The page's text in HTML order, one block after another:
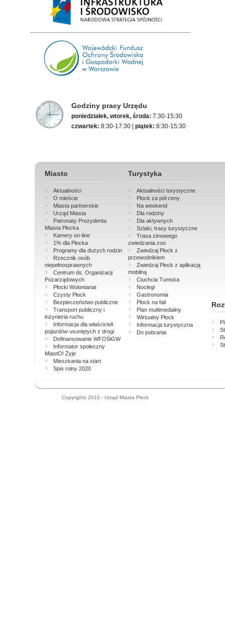
Godziny pracy Urzędu
poniedziałek, wtorek, środa: 7:30-15:30
czwartek: 8:30-17:30 | piątek: 8:30-15:30
Miasto
Aktualności
O mieście
Miasta partnerskie
Urząd Miasta
Patronaty Prezydenta
Miasta Płocka
Kamery on-line
1% dla Płocka
Programy dla dużych rodzin
Rzecznik osób
niepełnosprawnych
Centrum ds. Organizacji
Pozarządowych
Płocki Wolontariat
Czysty Płock
Bezpieczeństwo publiczne
Transport publiczny i
inżynieria ruchu
Informacja dla właścicieli
pojazdów usuniętych z drogi
Dofinansowanie WFOŚiGW
Informator społeczny
MiastO! Żyje
Mieszkania na start
Spis rolny 2020
Turystyka
Aktualności turystyczne
Płock za pół ceny
Na weekend
Dla rodziny
Dla aktywnych
Szlaki, trasy turystyczne
Trasa zimowego
zwiedzania zoo
Zwiedzaj Płock z
przewodnikiem
Zwiedzaj Płock z aplikacją
mobilną
Ciuchcia Tumska
Noclegi
Gastronomia
Płock na fali
Plan multimedialny
Wirtualny Płock
Informacja turystyczna
Do pobrania
Copyrights 2010 - Urząd Miasta Płock